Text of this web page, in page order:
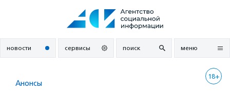
новости сервисы поиск меню
18+
Анонсы